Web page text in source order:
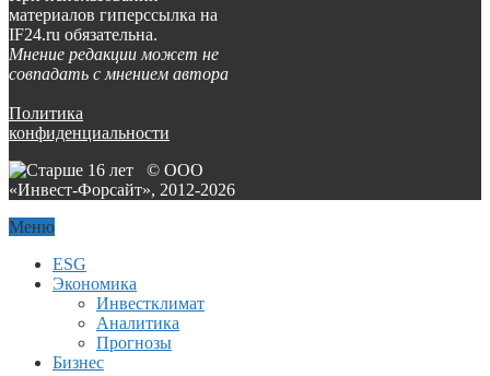
материалов гиперссылка на
IF24.ru обязательна.
Мнение редакции может не
совпадать с мнением автора
Политика
конфиденциальности
© ООО
«Инвест-Форсайт», 2012-2026
Меню
ESG
Экономика
Инвестклимат
Аналитика
Прогнозы
Бизнес